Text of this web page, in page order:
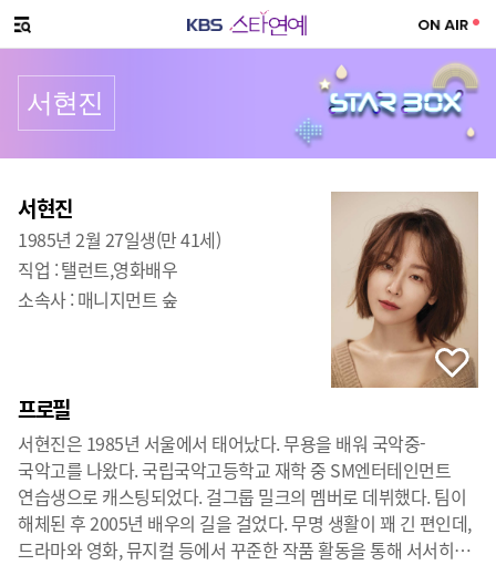
메뉴 열기
서현진
프로필
서현진
1985년 2월 27일생(만 41세)
직업 :탤런트,영화배우
소속사 : 매니지먼트 숲
프로필
서현진은 1985년 서울에서 태어났다. 무용을 배워 국악중-
국악고를 나왔다. 국립국악고등학교 재학 중 SM엔터테인먼트
연습생으로 캐스팅되었다. 걸그룹 밀크의 멤버로 데뷔했다. 팀이
해체된 후 2005년 배우의 길을 걸었다. 무명 생활이 꽤 긴 편인데,
드라마와 영화, 뮤지컬 등에서 꾸준한 작품 활동을 통해 서서히